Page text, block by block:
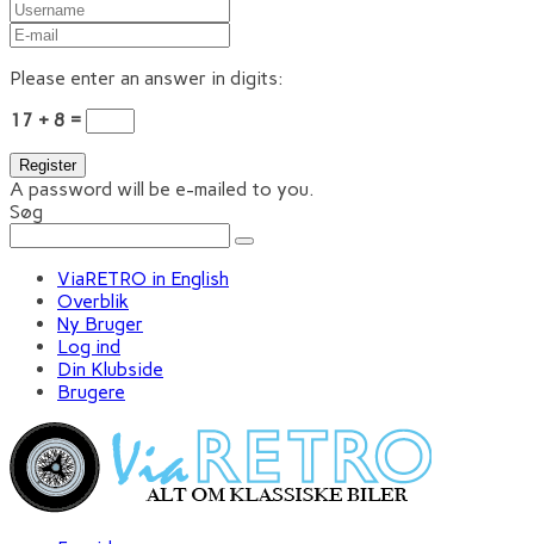
Please enter an answer in digits:
17 + 8 =
A password will be e-mailed to you.
Søg
ViaRETRO in English
Overblik
Ny Bruger
Log ind
Din Klubside
Brugere